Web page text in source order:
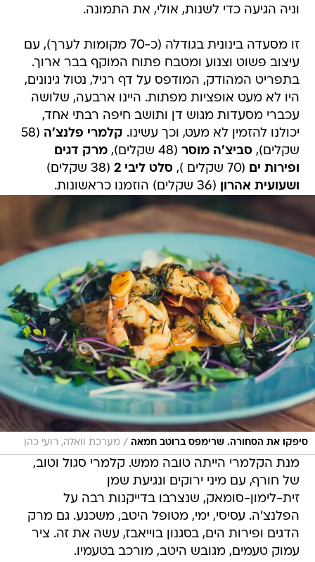
וניה הגיעה כדי לשנות, אולי, את התמונה.
זו מסעדה בינונית בגודלה (כ-70 מקומות לערך), עם
עיצוב פשוט וצנוע ומטבח פתוח המוקף בבר ארוך.
בתפריט המהודק, המודפס על דף רגיל, נטול גינונים,
היו לא מעט אופציות מפתות. היינו ארבעה, שלושה
עכברי מסעדות מגוש דן ותושב חיפה רבתי אחד,
יכולנו להזמין לא מעט, וכך עשינו. קלמרי פלנצ'ה
(58
שקלים),סביצ'ה מוסר (48 שקלים),
מרק דגים
ופירות ים (70 שקלים ), סלט ליבי 2
(38 שקלים)
ושעועית אהרון (36 שקלים) הוזמנו כראשונות.
סיפקו את הסחורה. שרימפס ברוטב חמאה / מערכת וואלה, רועי כהן
מנת הקלמרי הייתה טובה ממש. קלמרי סגול וטוב,
של חורף, עם מיני ירוקים ונגיעת שמן
זית-לימון-סומאק, שנצרבו בדייקנות רבה על
הפלנצ'ה. עסיסי, ימי, מטופל היטב, משכנע. גם מרק
הדגים ופירות הים, בסגנון בוייאבז, עשה את זה. ציר
עמוק טעמים, מגובש היטב, מורכב בטעמיו.